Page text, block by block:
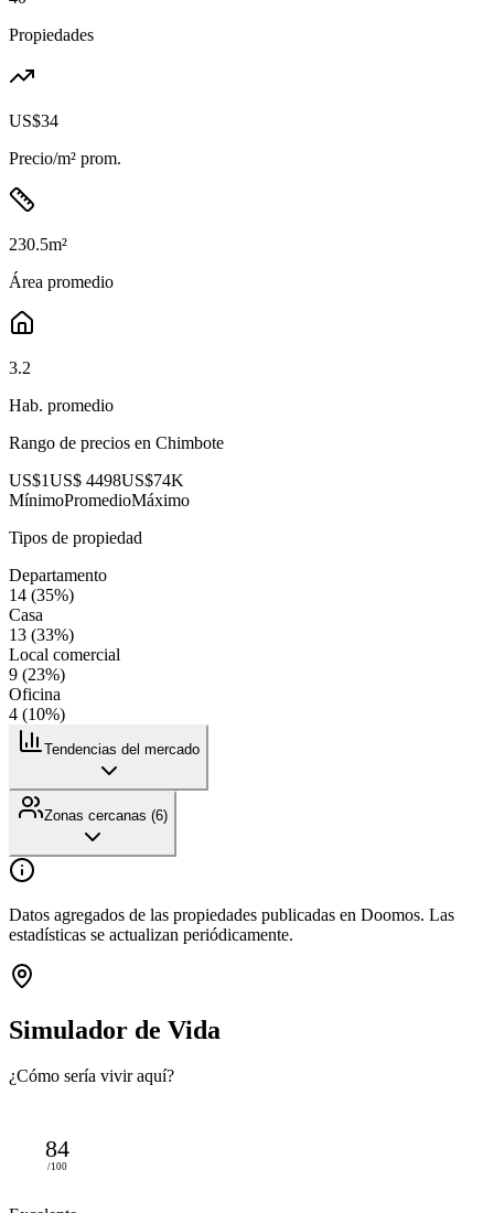
Propiedades
US$34
Precio/m² prom.
230.5m²
Área promedio
3.2
Hab. promedio
Rango de precios en Chimbote
US$1US$ 4498US$74K
MínimoPromedioMáximo
Tipos de propiedad
Departamento
14 (35%)
Casa
13 (33%)
Local comercial
9 (23%)
Oficina
4 (10%)
Tendencias del mercado
Zonas cercanas (6)
Datos agregados de las propiedades publicadas en Doomos. Las
estadísticas se actualizan periódicamente.
Simulador de Vida
¿Cómo sería vivir aquí?
84
/100